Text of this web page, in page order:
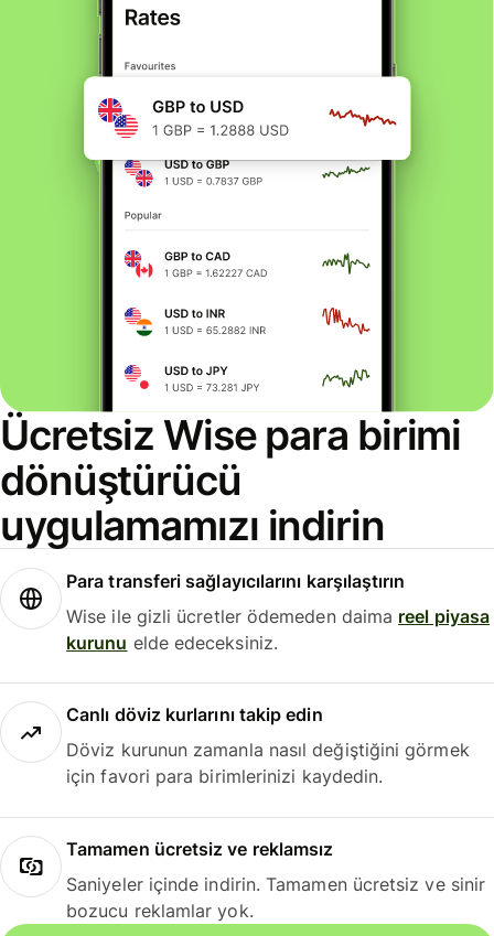
Ücretsiz Wise para birimi
dönüştürücü
uygulamamızı indirin
Para transferi sağlayıcılarını karşılaştırın
Wise ile gizli ücretler ödemeden daima reel piyasa
kurunu elde edeceksiniz.
Canlı döviz kurlarını takip edin
Döviz kurunun zamanla nasıl değiştiğini görmek
için favori para birimlerinizi kaydedin.
Tamamen ücretsiz ve reklamsız
Saniyeler içinde indirin. Tamamen ücretsiz ve sinir
bozucu reklamlar yok.